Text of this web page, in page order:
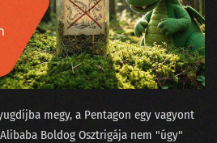
135 - Lesz-e jövőre MI generálta sláger? - A State-of-AI jelentés
cunami a conTEXT 2023-on
132 - A podcasterek szoftverterméket tesztelnek
megy⁠, a Pentagon egy vagyont
Boldog Osztrigája⁠⁠ nem "úgy"